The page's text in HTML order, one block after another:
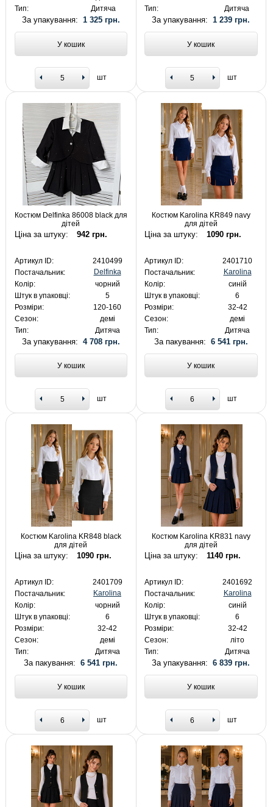
Тип:
Дитяча
За упакування: 1 325 грн.
У кошик
шт
Тип:
Дитяча
За упакування:1 239 грн.
У кошик
шт
Костюм Delfinka 86008 black для
дітей
Ціна за штуку: 942 грн.
Артикул ID:
2410499
Постачальник:
Delfinka
Колір:
чорний
Штук в упаковці:
5
Розміри:
120-160
Сезон:
демі
Тип:
Дитяча
За упакування: 4 708 грн.
У кошик
шт
Костюм Karolina KR849 navy
для дітей
Ціна за штуку: 1090 грн.
Артикул ID:
2401710
Постачальник:
Karolina
Колір:
синій
Штук в упаковці:
6
Розміри:
32-42
Сезон:
демі
Тип:
Дитяча
За пакування: 6 541 грн.
У кошик
шт
Костюм Karolina KR848 black
для дітей
Ціна за штуку: 1090 грн.
Артикул ID:
2401709
Постачальник:
Karolina
Колір:
чорний
Штук в упаковці:
6
Розміри:
32-42
Сезон:
демі
Тип:
Дитяча
За пакування:6 541 грн.
У кошик
шт
Костюм Karolina KR831 navy
для дітей
Ціна за штуку: 1140 грн.
Артикул ID:
2401692
Постачальник:
Karolina
Колір:
синій
Штук в упаковці:
6
Розміри:
32-42
Сезон:
літо
Тип:
Дитяча
За упакування:6 839 грн.
У кошик
шт